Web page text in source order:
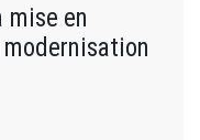
mise en